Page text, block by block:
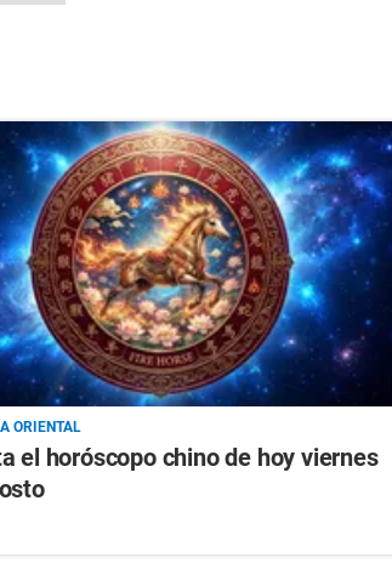
ORIENTAL
el horóscopo chino de hoy viernes